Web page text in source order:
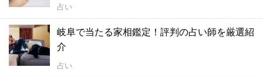
占い
岐阜で当たる家相鑑定！評判の占い師を厳選紹
介
占い